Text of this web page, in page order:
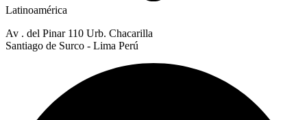
Latinoamérica
Av . del Pinar 110 Urb. Chacarilla
Santiago de Surco - Lima Perú